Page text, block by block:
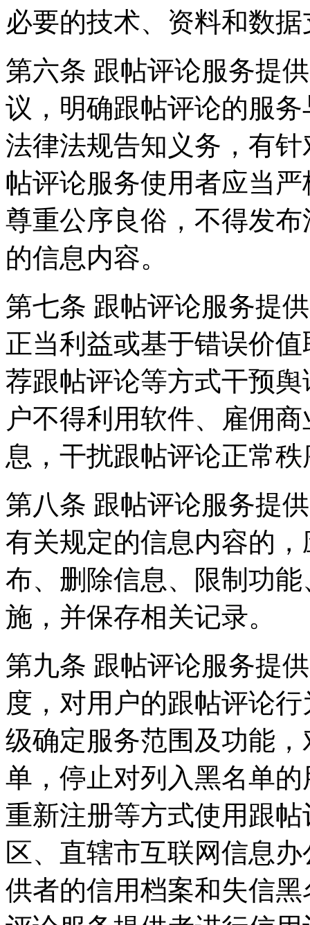
必要的技术、资料和数
第六条 跟帖评论服务提
议，明确跟帖评论的服
法律法规告知义务，有
帖评论服务使用者应当
尊重公序良俗，不得发
的信息内容。
第七条 跟帖评论服务提
正当利益或基于错误价
荐跟帖评论等方式干预
户不得利用软件、雇佣
息，干扰跟帖评论正常
第八条 跟帖评论服务提
有关规定的信息内容的
布、删除信息、限制功
施，并保存相关记录。
第九条 跟帖评论服务提
度，对用户的跟帖评论
级确定服务范围及功能
单，停止对列入黑名单
重新注册等方式使用跟
区、直辖市互联网信息
供者的信用档案和失信